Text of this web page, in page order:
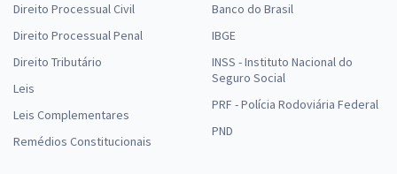
Direito Processual Civil
Direito Processual Penal
Direito Tributário
Leis
Leis Complementares
Remédios Constitucionais
Banco do Brasil
IBGE
INSS - Instituto Nacional do
Seguro Social
PRF - Polícia Rodoviária Federal
PND